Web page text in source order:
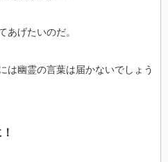
あげたいのだ。
は幽霊の言葉は届かないでしょう